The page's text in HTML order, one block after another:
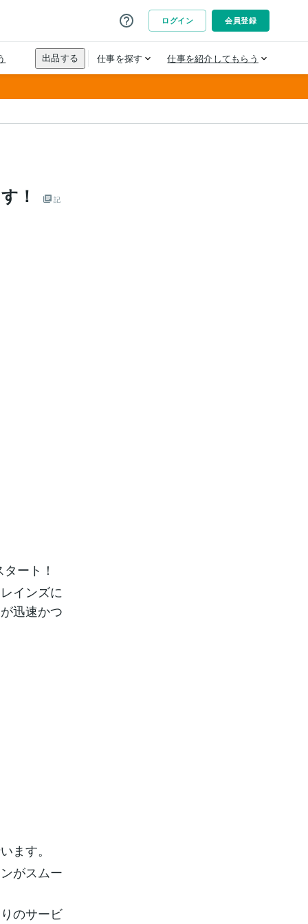
！
記
ート！
インズに
迅速かつ
ます。
がスムー
のサービ